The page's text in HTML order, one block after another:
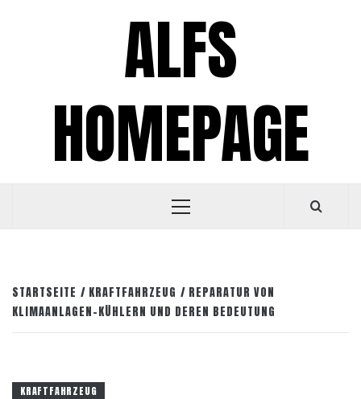
ALFS
HOMEPAGE
Primäres
STARTSEITE KRAFTFAHRZEUG
REPARATUR VON
KLIMAANLAGEN-KÜHLERN UND DEREN BEDEUTUNG
KRAFTFAHRZEUG